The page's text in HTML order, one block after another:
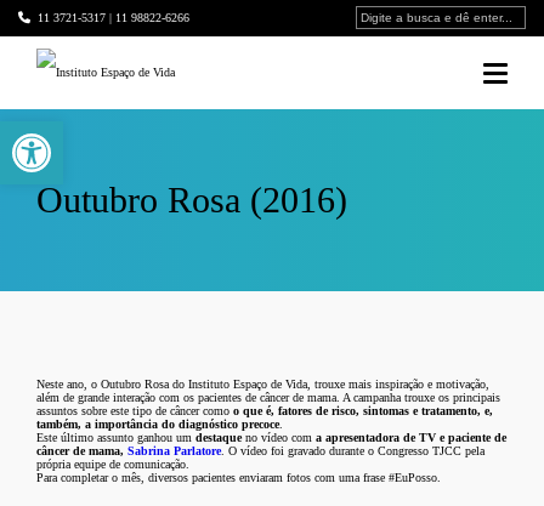
11 3721-5317 | 11 98822-6266
Outubro Rosa (2016)
Neste ano, o Outubro Rosa do Instituto Espaço de Vida, trouxe mais inspiração e motivação,
além de grande interação com os pacientes de câncer de mama. A campanha trouxe os principais
assuntos sobre este tipo de câncer como o que é, fatores de risco, sintomas e tratamento, e,
também, a importância do diagnóstico precoce.
Este último assunto ganhou um destaqueno vídeo com a apresentadora de TV e paciente de
câncer de mama, Sabrina Parlatore. O vídeo foi gravado durante o Congresso TJCC pela
própria equipe de comunicação.
Para completar o mês, diversos pacientes enviaram fotos com uma frase #EuPosso.
Barra de Ferramentas Aberta